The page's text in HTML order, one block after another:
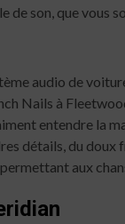
son, que vous
audio de
Nails à
entendre la
détails, du doux
aux